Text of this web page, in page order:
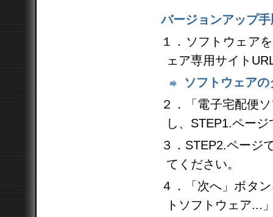
バージョンアップ
１．ソフトウェア
ェア専用サイト
ソフトウェア
２．「電子宅配便
し、STEP1.ペー
３．STEP2.ページ
てください。
４．「次へ」ボタ
トソフトウェア...